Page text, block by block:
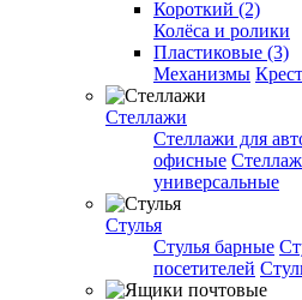
Короткий (2)
Колёса и ролики
Пластиковые (3)
Механизмы
Стеллажи
Стеллажи для
офисные
универсальные
Стулья
Стулья барные
посетителей